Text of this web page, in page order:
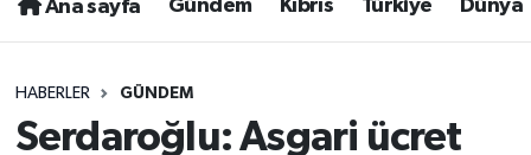
Ana sayfa Gündem Kıbrıs Türkiye Dünya
HABERLER GÜNDEM
Serdaroğlu: Asgari ücret